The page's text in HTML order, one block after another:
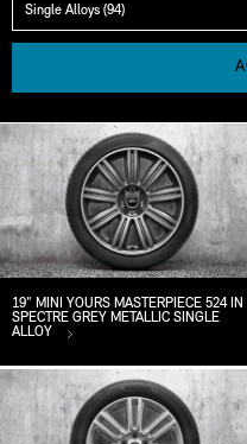
19" MINI YOURS MASTERPIECE 524 IN
SPECTRE GREY METALLIC SINGLE
ALLOY